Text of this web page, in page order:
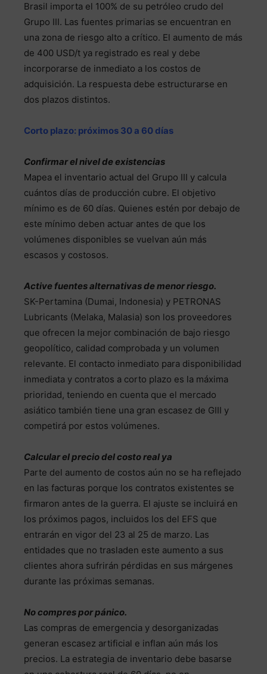
Brasil importa el 100% de su petróleo crudo del
Grupo III. Las fuentes primarias se encuentran en
una zona de riesgo alto a crítico. El aumento de más
de 400 USD/t ya registrado es real y debe
incorporarse de inmediato a los costos de
adquisición. La respuesta debe estructurarse en
dos plazos distintos.
Corto plazo: próximos 30 a 60 días
Confirmar el nivel de existencias
Mapea el inventario actual del Grupo III y calcula
cuántos días de producción cubre. El objetivo
mínimo es de 60 días. Quienes estén por debajo de
este mínimo deben actuar antes de que los
volúmenes disponibles se vuelvan aún más
escasos y costosos.
Active fuentes alternativas de menor riesgo.
SK-Pertamina (Dumai, Indonesia) y PETRONAS
Lubricants (Melaka, Malasia) son los proveedores
que ofrecen la mejor combinación de bajo riesgo
geopolítico, calidad comprobada y un volumen
relevante. El contacto inmediato para disponibilidad
inmediata y contratos a corto plazo es la máxima
prioridad, teniendo en cuenta que el mercado
asiático también tiene una gran escasez de GIII y
competirá por estos volúmenes.
Calcular el precio del costo real ya
Parte del aumento de costos aún no se ha reflejado
en las facturas porque los contratos existentes se
firmaron antes de la guerra. El ajuste se incluirá en
los próximos pagos, incluidos los del EFS que
entrarán en vigor del 23 al 25 de marzo. Las
entidades que no trasladen este aumento a sus
clientes ahora sufrirán pérdidas en sus márgenes
durante las próximas semanas.
No compres por pánico.
Las compras de emergencia y desorganizadas
generan escasez artificial e inflan aún más los
precios. La estrategia de inventario debe basarse